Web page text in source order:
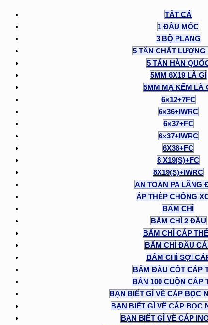
TẤT CẢ
1 ĐẦU MÓC
3 BỘ PLANG
5 TẤN CHẤT LƯỢNG
5 TẤN HÀN
5MM 6X19 LÀ GÌ
5MM MẠ KẼM LÀ
6×12+7FC
6×36+IWRC
6×37+FC
6×37+IWRC
6X36+FC
8 X19(S)+FC
8X19(S)+IWRC
AN TOÀN PA LĂNG
ÁP THÉP CHỐNG
BẤM CHÌ
BẤM CHÌ 2 ĐẦU
BẤM CHÌ CÁP
BẤM CHÌ ĐẦU
BẤM CHÌ SỢI
BẤM ĐẦU CỐT CÁP
BÁN 100 CUỘN CÁP
BẠN BIẾT GÌ VỀ CÁP BỌC
BẠN BIẾT GÌ VỀ CÁP BỌC
BẠN BIẾT GÌ VỀ CÁP